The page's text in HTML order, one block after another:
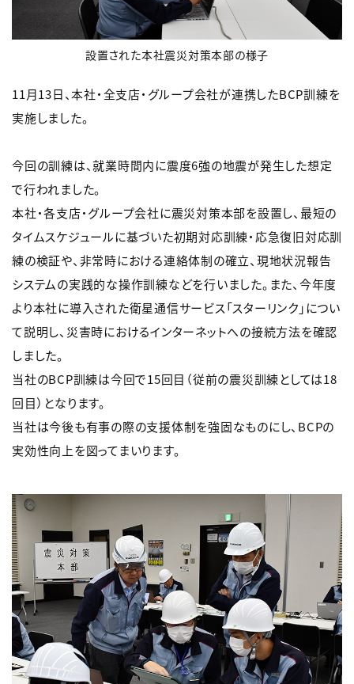
設置された本社震災対策本部の様子
11月13日、本社・全支店・グループ会社が連携したBCP訓練を
実施しました。
今回の訓練は、就業時間内に震度6強の地震が発生した想定
で行われました。
本社・各支店・グループ会社に震災対策本部を設置し、最短の
タイムスケジュールに基づいた初期対応訓練・応急復旧対応訓
練の検証や、非常時における連絡体制の確立、現地状況報告
システムの実践的な操作訓練などを行いました。また、今年度
より本社に導入された衛星通信サービス「スターリンク」につい
て説明し、災害時におけるインターネットへの接続方法を確認
しました。
当社のBCP訓練は今回で15回目（従前の震災訓練としては18
回目）となります。
当社は今後も有事の際の支援体制を強固なものにし、BCPの
実効性向上を図ってまいります。